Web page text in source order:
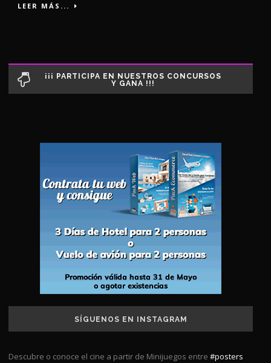
LEER MÁS...
¡¡¡ PARTICIPA EN NUESTROS CONCURSOS
Y GANA !!!
SÍGUENOS EN INSTAGRAM
Descubre o conoce el cine a partir de Minijuegos entre #posters